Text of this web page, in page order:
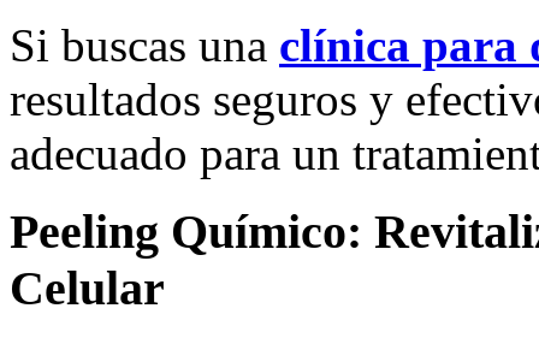
Si buscas una clínica para
resultados seguros y
adecuado para un
Peeling Químico:
Celular